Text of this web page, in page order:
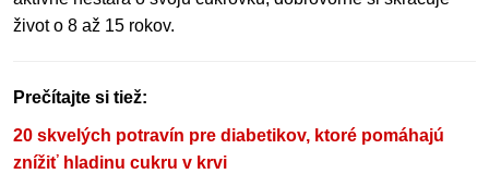
život o 8 až 15 rokov.
Prečítajte si tiež:
20 skvelých potravín pre diabetikov, ktoré pomáhajú
znížiť hladinu cukru v krvi